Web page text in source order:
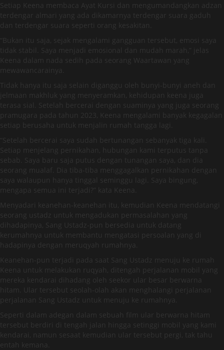
Setiap Keena membaca Ayat Kursi dan mengumandangkan adzan
terdengar almari yang ada dikamarnya terdengar suara gaduh
dan terdengar suara seperti orang kesakitan.
“Bukan itu saja, sejak mengalami gangguan tersebut, emosi saya
tidak stabil. Saya menjadi emosional dan mudah marah,” jelas
Keena dalam nada sedih pada seorang Waartawan yang
mewawancarainya.
Tidak hanya itu saja selain diganggu oleh bunyi-bunyi aneh dan
jelmaan makhluk yang menyeramkan, kehidupan keena juga
terasa sial. Setelah bercerai dengan suaminya yang juga seorang
pramugara pada tahun 2023, Keena mengalami banyak kegagalan
setiap berusaha untuk menjalin rumah tangga lagi.
“Setelah bercerai saya sudah bertunangan sebanyak tiga kali.
Setiap menjelang pernikahan, hubungan kami terputus tanpa
sebab. Saya baru saja putus dengan tunangan saya, dan dia
seorang mualaf. Dia tiba-tiba menggagalkan pernikahan dengan
saya walaupun hanya tinggal seminggu lagi. Saya bingung,
mengapa semua ini terjadi?” kata Keena.
Menyadari keanehan-keanehan itu, kemudian Keena mendatangi
seorang ustadz untuk mengadukan permasalahan yang
dihadapinya, Sang Ustadz-pun bersedia untuk datang
kerumahnya untuk membantu mengatasi persoalan yang di
hadapinya dengan meruqyah rumahnya.
Keanehan-pun terjadi pada saat Sang Ustadz menuju ke rumah
Keena untuk melakukan ruqyah, ditengah perjalanan mobil yang
mereka kendarai dihadang oleh seekor ular besar berwarna
hitam. Ular tersebut seolah-olah akan menghalangi perjalanan
perjalanan Sang Ustadz untuk menuju ke rumahnya.
Seperti dalam adegan dalam sebuah film ular berwarna hitam
tersebut berdiri di tengah jalan hingga setinggi mobil yang kami
kendarai, namun sesaat kemudian ular tersebut pergi, tak tahu
entah kemana.